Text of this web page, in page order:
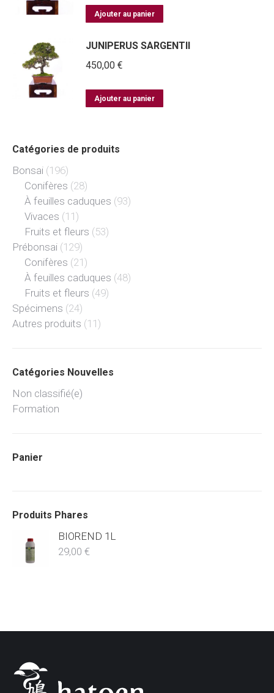
Ajouter au panier
JUNIPERUS SARGENTII
450,00 €
Ajouter au panier
Catégories de produits
Bonsai (196)
Conifères (28)
À feuilles caduques (93)
Vivaces (11)
Fruits et fleurs (53)
Prébonsai (129)
Conifères (21)
À feuilles caduques (48)
Fruits et fleurs (49)
Spécimens (24)
Autres produits (11)
Catégories Nouvelles
Non classifié(e)
Formation
Panier
Produits Phares
BIOREND 1L
29,00 €